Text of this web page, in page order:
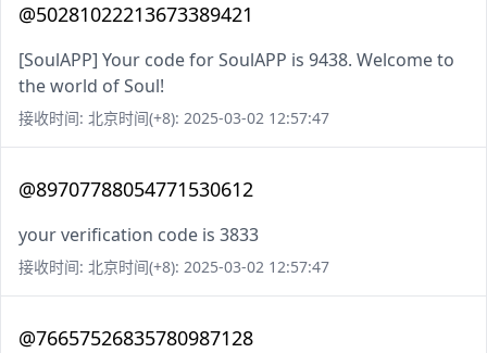
@50281022213673389421
[SoulAPP] Your code for SoulAPP is 9438. Welcome to
the world of Soul!
接收时间: 北京时间(+8): 2025-03-02 12:57:47
@89707788054771530612
your verification code is 3833
接收时间: 北京时间(+8): 2025-03-02 12:57:47
@76657526835780987128